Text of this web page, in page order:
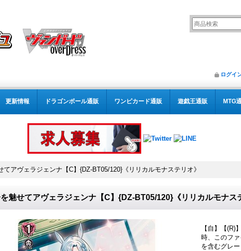
ログイ
更新情報 ドラゴンボール通販 ワンピカード通販 遊戯王通販 MTG
てアヴェラジェンナ【C】{DZ-BT05/120}《リリカルモナステリオ》
魅せてアヴェラジェンナ【C】{DZ-BT05/120}《リリカルモナス
【自】【(R)
時、このファ
を含むグレ